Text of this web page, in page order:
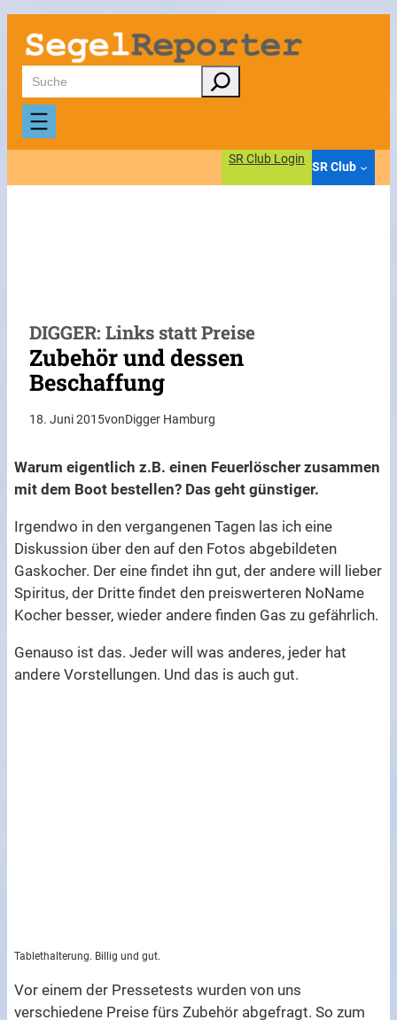
Zum
Inhalt
springen
Suchen
SR Club Login
SR Club
DIGGER: Links statt Preise
Zubehör und dessen
Beschaffung
18. Juni 2015vonDigger Hamburg
Warum eigentlich z.B. einen Feuerlöscher zusammen
mit dem Boot bestellen? Das geht günstiger.
Irgendwo in den vergangenen Tagen las ich eine
Diskussion über den auf den Fotos abgebildeten
Gaskocher. Der eine findet ihn gut, der andere will lieber
Spiritus, der Dritte findet den preiswerteren NoName
Kocher besser, wieder andere finden Gas zu gefährlich.
Genauso ist das. Jeder will was anderes, jeder hat
andere Vorstellungen. Und das is auch gut.
Tablethalterung. Billig und gut.
Vor einem der Pressetests wurden von uns
verschiedene Preise fürs Zubehör abgefragt. So zum